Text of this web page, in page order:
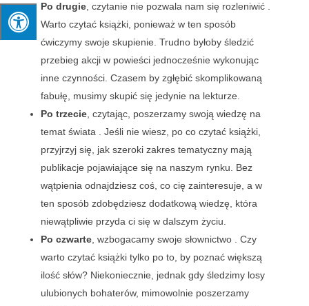
Po drugie, czytanie nie pozwala nam się rozleniwić .
Warto czytać książki, ponieważ w ten sposób
ćwiczymy swoje skupienie. Trudno byłoby śledzić
przebieg akcji w powieści jednocześnie wykonując
inne czynności. Czasem by zgłębić skomplikowaną
fabułę, musimy skupić się jedynie na lekturze.
Po trzecie, czytając, poszerzamy swoją wiedzę na
temat świata . Jeśli nie wiesz, po co czytać książki,
przyjrzyj się, jak szeroki zakres tematyczny mają
publikacje pojawiające się na naszym rynku. Bez
wątpienia odnajdziesz coś, co cię zainteresuje, a w
ten sposób zdobędziesz dodatkową wiedzę, która
niewątpliwie przyda ci się w dalszym życiu.
Po czwarte, wzbogacamy swoje słownictwo . Czy
warto czytać książki tylko po to, by poznać większą
ilość słów? Niekoniecznie, jednak gdy śledzimy losy
ulubionych bohaterów, mimowolnie poszerzamy